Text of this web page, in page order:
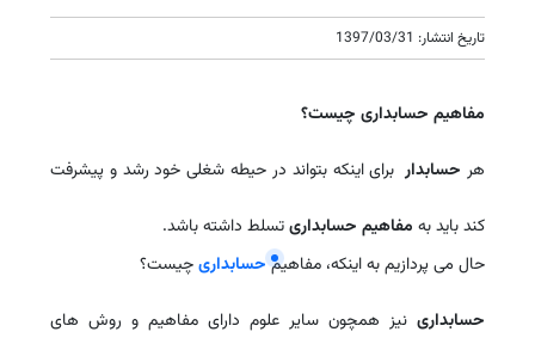
تاریخ انتشار: 1397/03/31
مفاهیم حسابداری چیست؟
هر حسابدار برای اینکه بتواند در حیطه شغلی خود رشد و پیشرفت
کند باید به مفاهیم حسابداریتسلط داشته باشد.
حال می پردازیم به اینکه، مفاهیمحسابداریچیست؟
حسابداری نیز همچون سایر علوم دارای مفاهیم و روش های